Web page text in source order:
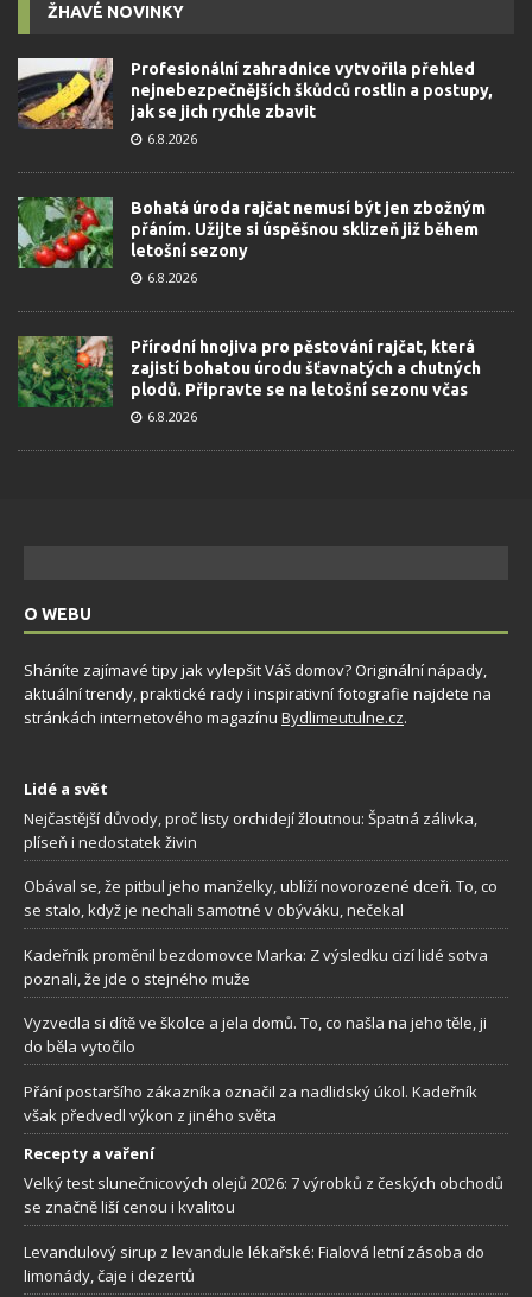
ŽHAVÉ NOVINKY
Profesionální zahradnice vytvořila přehled
nejnebezpečnějších škůdců rostlin a postupy,
jak se jich rychle zbavit
6.8.2026
Bohatá úroda rajčat nemusí být jen zbožným
přáním. Užijte si úspěšnou sklizeň již během
letošní sezony
6.8.2026
Přírodní hnojiva pro pěstování rajčat, která
zajistí bohatou úrodu šťavnatých a chutných
plodů. Připravte se na letošní sezonu včas
6.8.2026
O WEBU
Sháníte zajímavé tipy jak vylepšit Váš domov? Originální nápady,
aktuální trendy, praktické rady i inspirativní fotografie najdete na
stránkách internetového magazínu Bydlimeutulne.cz.
Lidé a svět
Nejčastější důvody, proč listy orchidejí žloutnou: Špatná zálivka,
plíseň i nedostatek živin
Obával se, že pitbul jeho manželky, ublíží novorozené dceři. To, co
se stalo, když je nechali samotné v obýváku, nečekal
Kadeřník proměnil bezdomovce Marka: Z výsledku cizí lidé sotva
poznali, že jde o stejného muže
Vyzvedla si dítě ve školce a jela domů. To, co našla na jeho těle, ji
do běla vytočilo
Přání postaršího zákazníka označil za nadlidský úkol. Kadeřník
však předvedl výkon z jiného světa
Recepty a vaření
Velký test slunečnicových olejů 2026: 7 výrobků z českých obchodů
se značně liší cenou i kvalitou
Levandulový sirup z levandule lékařské: Fialová letní zásoba do
limonády, čaje i dezertů